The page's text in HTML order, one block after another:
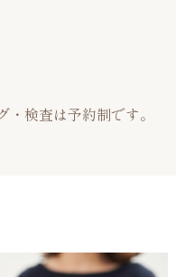
検査は予約制です。